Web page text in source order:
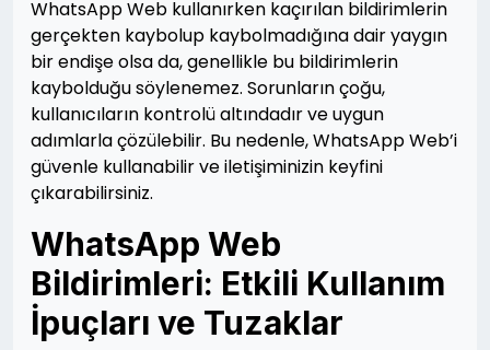
WhatsApp Web kullanırken kaçırılan bildirimlerin
gerçekten kaybolup kaybolmadığına dair yaygın
bir endişe olsa da, genellikle bu bildirimlerin
kaybolduğu söylenemez. Sorunların çoğu,
kullanıcıların kontrolü altındadır ve uygun
adımlarla çözülebilir. Bu nedenle, WhatsApp Web’i
güvenle kullanabilir ve iletişiminizin keyfini
çıkarabilirsiniz.
WhatsApp Web
Bildirimleri: Etkili Kullanım
İpuçları ve Tuzaklar